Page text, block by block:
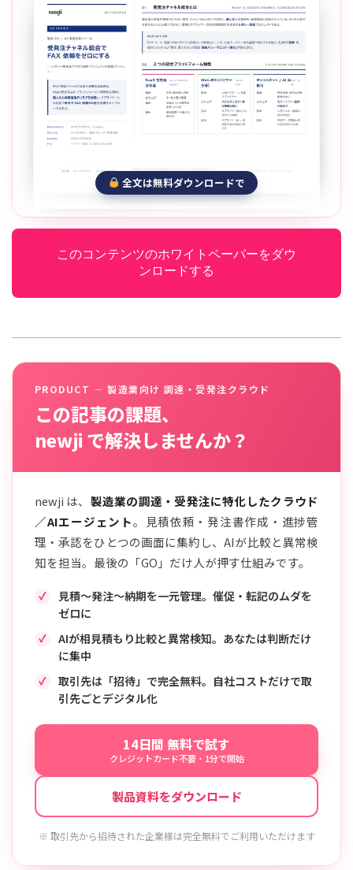
全文は無料ダウンロードで
このコンテンツのホワイトペーパーをダウ
ンロードする
PRODUCT — 製造業向け 調達・受発注クラウド
この記事の課題、
newji で解決しませんか？
newji は、 製造業の調達・受発注に特化したクラウド
／AIエージェント。見積依頼・発注書作成・進捗管
理・承認をひとつの画面に集約し、AIが比較と異常検
知を担当。最後の「GO」だけ人が押す仕組みです。
見積〜発注〜納期を一元管理。催促・転記のムダを
ゼロに
AIが相見積もり比較と異常検知。あなたは判断だけ
に集中
取引先は「招待」で完全無料。自社コストだけで取
引先ごとデジタル化
14日間 無料で試す
クレジットカード不要・1分で開始
製品資料をダウンロード
※ 取引先から招待された企業様は完全無料でご利用いただけます